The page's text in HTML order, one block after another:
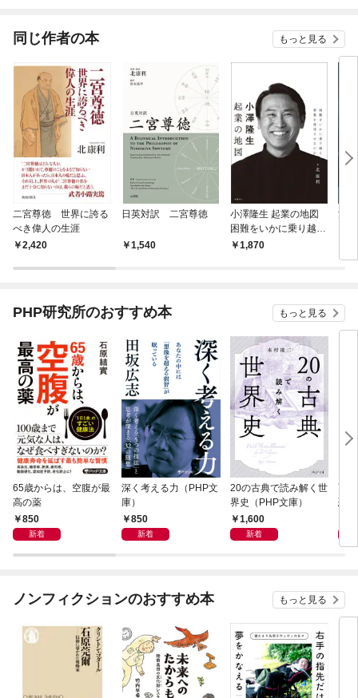
同じ作者の本 もっと見る
二宮尊徳 世界に誇る
べき偉人の生涯
2,420
日英対訳 二宮尊徳
1,540
小澤隆生 起業の地図
困難をいかに乗り越
え、事業を成功させる
1,870
渋
PHP研究所のおすすめ本 もっと見る
65歳からは、空腹が最
高の薬
850
新着
深く考える力（PHP文
庫）
850
新着
20の古典で読み解く世
界史（PHP文庫）
1,600
新着
面
恐
ノンフィクションのおすすめ本 もっと見る